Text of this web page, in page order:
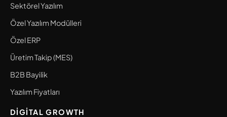
Sektörel Yazılım
Özel Yazılım Modülleri
Özel ERP
Üretim Takip (MES)
B2B Bayilik
Yazılım Fiyatları
DIGITAL GROWTH